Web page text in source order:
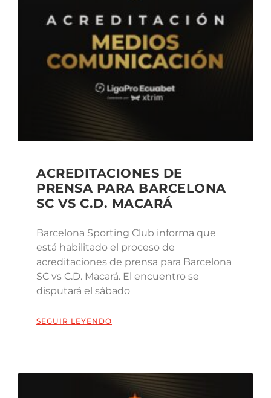
ACREDITACIONES DE
PRENSA PARA BARCELONA
SC VS C.D. MACARÁ
Barcelona Sporting Club informa que
está habilitado el proceso de
acreditaciones de prensa para Barcelona
SC vs C.D. Macará. El encuentro se
disputará el sábado
SEGUIR LEYENDO